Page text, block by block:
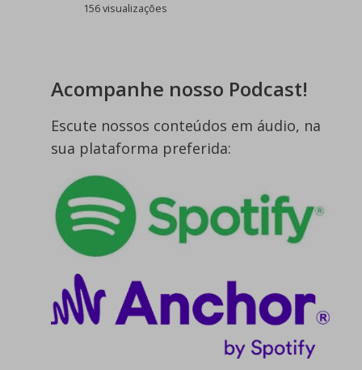
156 visualizações
Acompanhe nosso Podcast!
Escute nossos conteúdos em áudio, na
sua plataforma preferida: